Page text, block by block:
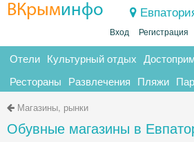
ВКрыминфо
Вход Регистрация
Отели Культурный отдых
Рестораны Развлечения Пляжи
Магазины, рынки
Обувные магазины в